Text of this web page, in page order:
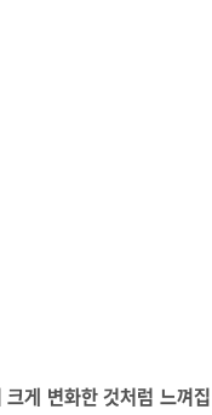
게 변화한 것처럼 느껴